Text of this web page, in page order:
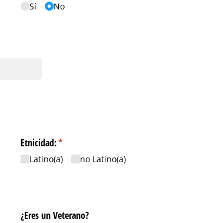
Sí No
Etnicidad:*
(necesario)
Latino(a) no Latino(a)
¿Eres un Veterano?